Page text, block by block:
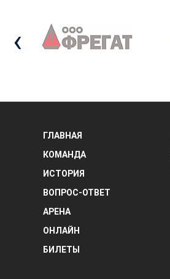
‹
ГЛАВНАЯ
КОМАНДА
ИСТОРИЯ
ВОПРОС-ОТВЕТ
АРЕНА
ОНЛАЙН
БИЛЕТЫ